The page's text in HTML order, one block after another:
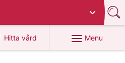
Hitta vård
at 1177.se
Menu